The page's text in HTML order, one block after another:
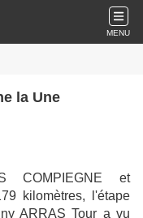
MENU
la Une
COMPIEGNE et
kilomètres, l'étape
ARRAS Tour a vu